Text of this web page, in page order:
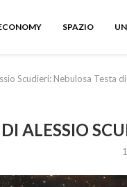
SPAZIO
Scudieri: Nebulosa Testa
ALESSIO